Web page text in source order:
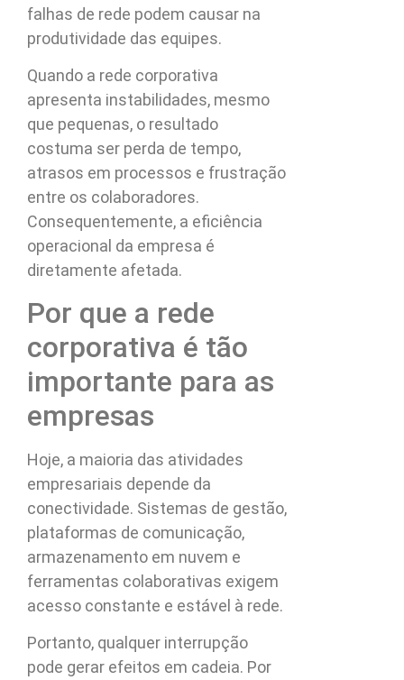
falhas de rede podem causar na
produtividade das equipes.
Quando a rede corporativa
apresenta instabilidades, mesmo
que pequenas, o resultado
costuma ser perda de tempo,
atrasos em processos e frustração
entre os colaboradores.
Consequentemente, a eficiência
operacional da empresa é
diretamente afetada.
Por que a rede
corporativa é tão
importante para as
empresas
Hoje, a maioria das atividades
empresariais depende da
conectividade. Sistemas de gestão,
plataformas de comunicação,
armazenamento em nuvem e
ferramentas colaborativas exigem
acesso constante e estável à rede.
Portanto, qualquer interrupção
pode gerar efeitos em cadeia. Por